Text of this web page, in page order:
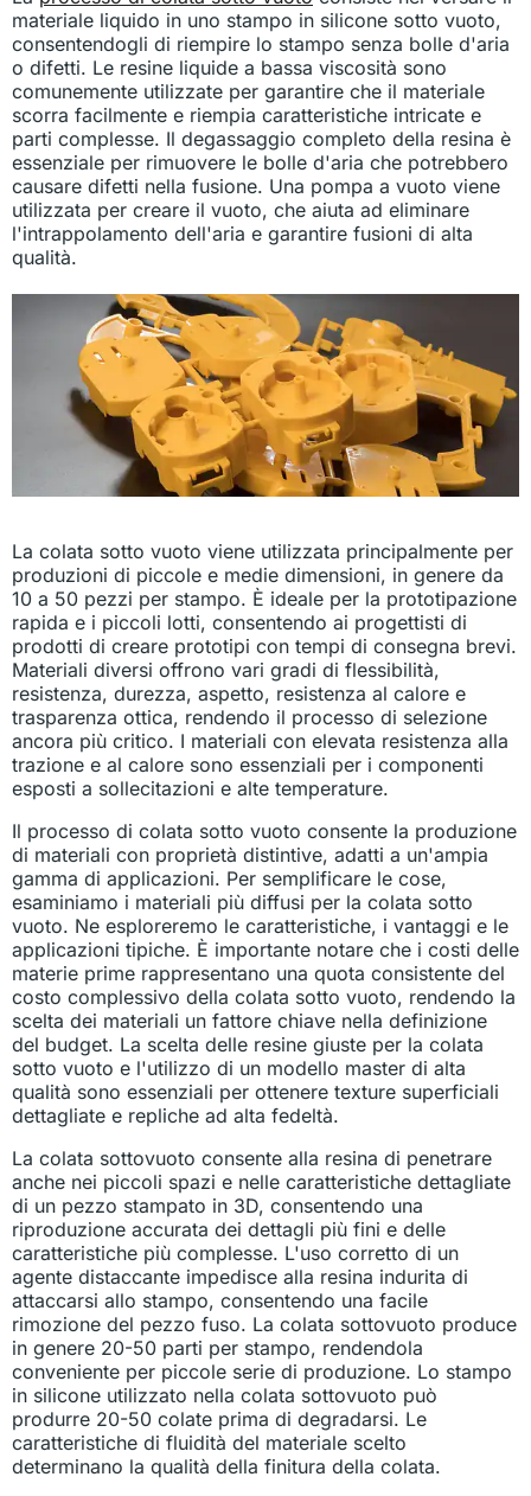
materiale liquido in uno stampo in silicone sotto vuoto,
consentendogli di riempire lo stampo senza bolle d'aria
o difetti. Le resine liquide a bassa viscosità sono
comunemente utilizzate per garantire che il materiale
scorra facilmente e riempia caratteristiche intricate e
parti complesse. Il degassaggio completo della resina è
essenziale per rimuovere le bolle d'aria che potrebbero
causare difetti nella fusione. Una pompa a vuoto viene
utilizzata per creare il vuoto, che aiuta ad eliminare
l'intrappolamento dell'aria e garantire fusioni di alta
qualità.
La colata sotto vuoto viene utilizzata principalmente per
produzioni di piccole e medie dimensioni, in genere da
10 a 50 pezzi per stampo. È ideale per la prototipazione
rapida e i piccoli lotti, consentendo ai progettisti di
prodotti di creare prototipi con tempi di consegna brevi.
Materiali diversi offrono vari gradi di flessibilità,
resistenza, durezza, aspetto, resistenza al calore e
trasparenza ottica, rendendo il processo di selezione
ancora più critico. I materiali con elevata resistenza alla
trazione e al calore sono essenziali per i componenti
esposti a sollecitazioni e alte temperature.
Il processo di colata sotto vuoto consente la produzione
di materiali con proprietà distintive, adatti a un'ampia
gamma di applicazioni. Per semplificare le cose,
esaminiamo i materiali più diffusi per la colata sotto
vuoto. Ne esploreremo le caratteristiche, i vantaggi e le
applicazioni tipiche. È importante notare che i costi delle
materie prime rappresentano una quota consistente del
costo complessivo della colata sotto vuoto, rendendo la
scelta dei materiali un fattore chiave nella definizione
del budget. La scelta delle resine giuste per la colata
sotto vuoto e l'utilizzo di un modello master di alta
qualità sono essenziali per ottenere texture superficiali
dettagliate e repliche ad alta fedeltà.
La colata sottovuoto consente alla resina di penetrare
anche nei piccoli spazi e nelle caratteristiche dettagliate
di un pezzo stampato in 3D, consentendo una
riproduzione accurata dei dettagli più fini e delle
caratteristiche più complesse. L'uso corretto di un
agente distaccante impedisce alla resina indurita di
attaccarsi allo stampo, consentendo una facile
rimozione del pezzo fuso. La colata sottovuoto produce
in genere 20-50 parti per stampo, rendendola
conveniente per piccole serie di produzione. Lo stampo
in silicone utilizzato nella colata sottovuoto può
produrre 20-50 colate prima di degradarsi. Le
caratteristiche di fluidità del materiale scelto
determinano la qualità della finitura della colata.